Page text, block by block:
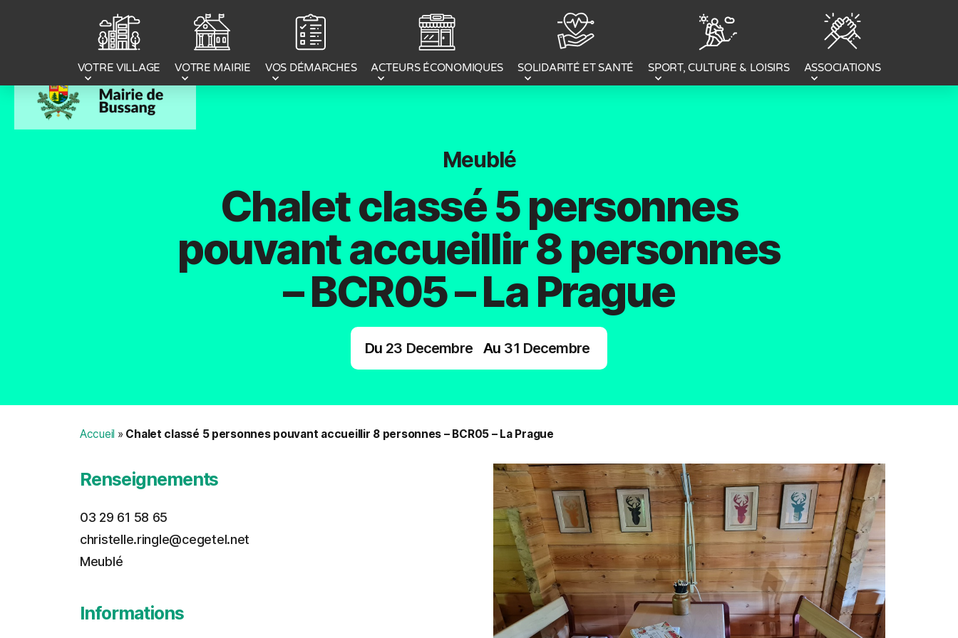
VOTRE VILLAGE VOTRE MAIRIE VOS DÉMARCHES ACTEURS ÉCONOMIQUES SOLIDARITÉ ET SANTÉ SPORT, CULTURE & LOISIRS ASSOCIATIONS
Meublé
Chalet classé 5 personnes
pouvant accueillir 8 personnes
– BCR05 – La Prague
Du 23 Decembre Au 31 Decembre
Accueil » Chalet classé 5 personnes pouvant accueillir 8 personnes – BCR05 – La Prague
Renseignements
03 29 61 58 65
christelle.ringle@cegetel.net
Meublé
Informations